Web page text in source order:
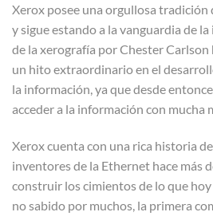
Xerox posee una orgullosa
y sigue estando a la vanguardia de
de la xerografía por Chester Carlson
un hito extraordinario en el
la información, ya que desde
acceder a la información con mucha
Xerox cuenta con una rica historia
inventores de la Ethernet hace más
construir los cimientos de lo que
no sabido por muchos, la primera